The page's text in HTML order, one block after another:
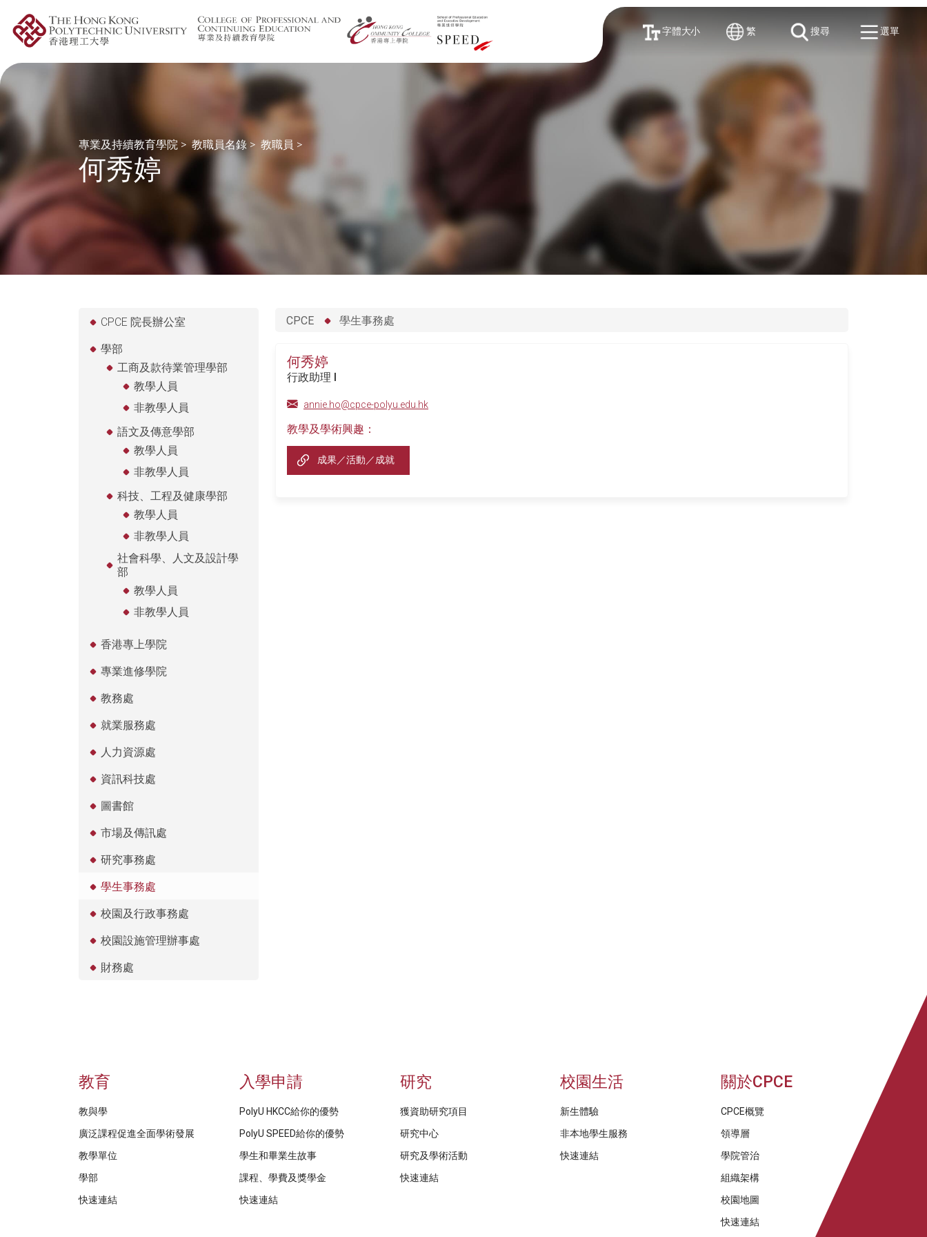
字體大小 繁 搜尋 選單
專業及持續教育學院 > 教職員名錄 > 教職員 >
何秀婷
CPCE 院長辦公室
學部
工商及款待業管理學部
教學人員
非教學人員
語文及傳意學部
教學人員
非教學人員
科技、工程及健康學部
教學人員
非教學人員
社會科學、人文及設計學
部
教學人員
非教學人員
香港專上學院
專業進修學院
教務處
就業服務處
人力資源處
資訊科技處
圖書館
市場及傳訊處
研究事務處
學生事務處
校園及行政事務處
校園設施管理辦事處
財務處
CPCE 學生事務處
何秀婷
行政助理 I
annie.ho@cpce-polyu.edu.hk
教學及學術興趣：
成果／活動／成就
教育
教與學
廣泛課程促進全面學術發展
教學單位
學部
快速連結
入學申請
PolyU HKCC給你的優勢
PolyU SPEED給你的優勢
學生和畢業生故事
課程、學費及獎學金
快速連結
研究
獲資助研究項目
研究中心
研究及學術活動
快速連結
校園生活
新生體驗
非本地學生服務
快速連結
關於CPCE
CPCE概覽
領導層
學院管治
組織架構
校園地圖
快速連結